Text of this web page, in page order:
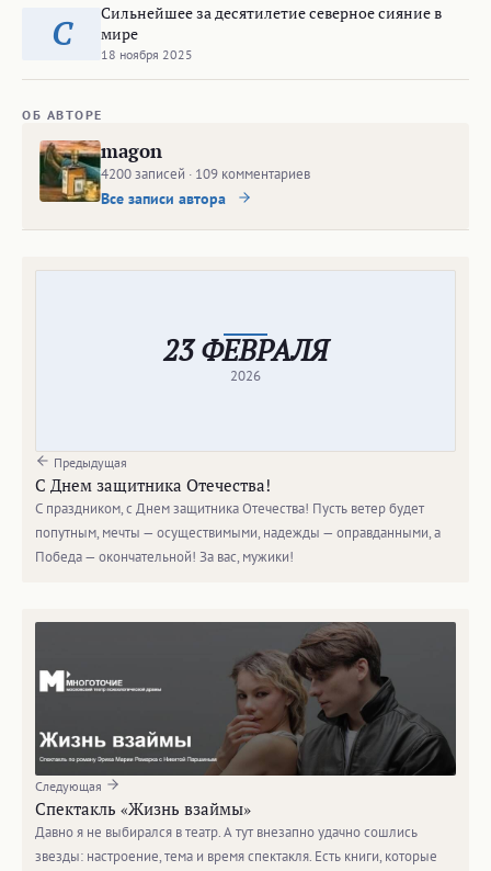
С
Сильнейшее за десятилетие северное сияние в
мире
18 ноября 2025
ОБ АВТОРЕ
magon
4200 записей · 109 комментариев
Все записи автора
23 ФЕВРАЛЯ
2026
Предыдущая
С Днем защитника Отечества!
С праздником, с Днем защитника Отечества! Пусть ветер будет
попутным, мечты — осуществимыми, надежды — оправданными, а
Победа — окончательной! За вас, мужики!
Следующая
Спектакль «Жизнь взаймы»
Давно я не выбирался в театр. А тут внезапно удачно сошлись
звезды: настроение, тема и время спектакля. Есть книги, которые